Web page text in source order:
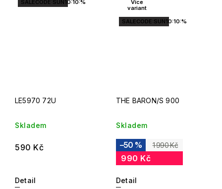
SALECODE:SUN10:10:%
LE5970 72U
Skladem
590 Kč
Detail
Více
variant
SALECODE:SUN10:10:%
THE BARON/S 900
Skladem
1 990 Kč
–50 %
990 Kč
Detail